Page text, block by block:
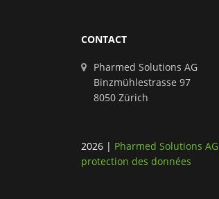
CONTACT
Pharmed Solutions AG
Binzmühlestrasse 97
8050 Zürich
2026 | Pharmed Solutions AG
protection des données